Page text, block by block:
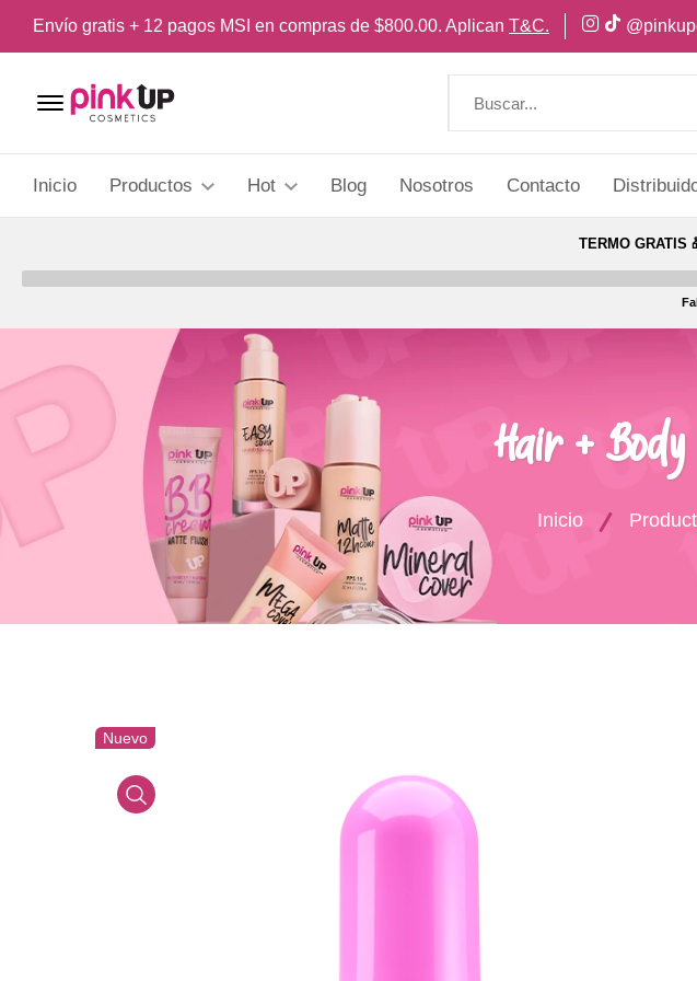
Envío gratis + 12 pagos MSI en compras de $800.00. Aplican T&C.
Menu Open
Inicio Productos Hot Blog Nosotros Contacto
TERMO GRATIS
Hair +
Inicio
Nuevo